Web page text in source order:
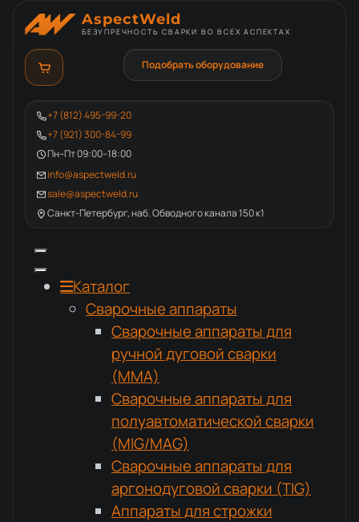
AspectWeld
БЕЗУПРЕЧНОСТЬ СВАРКИ ВО ВСЕХ АСПЕКТАХ
+7 (812) 495-99-20
+7 (921) 300-84-99
Пн–Пт 09:00–18:00
info@aspectweld.ru
sale@aspectweld.ru
Санкт-Петербург, наб. Обводного канала 150 к1
Подобрать оборудование
Каталог
Сварочные аппараты
Сварочные аппараты для
ручной дуговой сварки
(MMA)
Сварочные аппараты для
полуавтоматической сварки
(MIG/MAG)
Сварочные аппараты для
аргонодуговой сварки (TIG)
Аппараты для строжки